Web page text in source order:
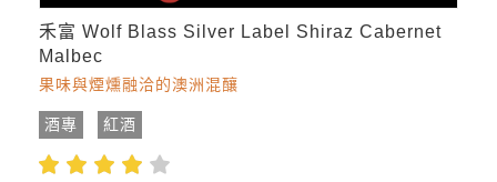
禾富 Wolf Blass Silver Label Shiraz Cabernet
Malbec
果味與煙燻融洽的澳洲混釀
酒專 紅酒